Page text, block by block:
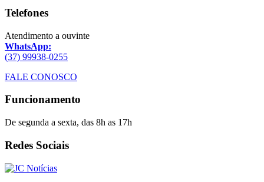
Telefones
Atendimento a ouvinte
WhatsApp:
(37) 99938-0255
FALE CONOSCO
Funcionamento
De segunda a sexta, das 8h as 17h
Redes Sociais